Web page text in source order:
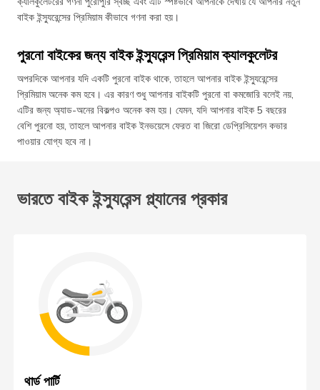
বাইক ইন্স্যুরেন্সের প্রিমিয়াম কীভাবে গণনা করা হয়।
পুরনো বাইকের জন্য বাইক ইন্স্যুরেন্স প্রিমিয়াম ক্যালকুলেটর
অপরদিকে আপনার যদি একটি পুরনো বাইক থাকে, তাহলে আপনার বাইক ইন্স্যুরেন্সের
প্রিমিয়াম অনেক কম হবে। এর কারণ শুধু আপনার বাইকটি পুরনো বা কমজোরি বলেই নয়,
এটির জন্য অ্যাড-অনের বিকল্পও অনেক কম হয়। যেমন, যদি আপনার বাইক 5 বছরের
বেশি পুরনো হয়, তাহলে আপনার বাইক ইনভয়েসে ফেরত বা জিরো ডেপ্রিসিয়েশন কভার
পাওয়ার যোগ্য হবে না।
ভারতে বাইক ইন্স্যুরেন্স প্ল্যানের প্রকার
থার্ড পার্টি